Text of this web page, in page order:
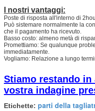
I nostri vantaggi:
Poste di risposta all'interno di
Può sistemare normalmente la
che il pagamento ha ricevuto.
Basso costo: almeno metà di
Promettiamo: Se qualunque
immediatamente.
Vogliamo: Relazione a lungo
Stiamo restando
vostra indagine
Etichette: parti della